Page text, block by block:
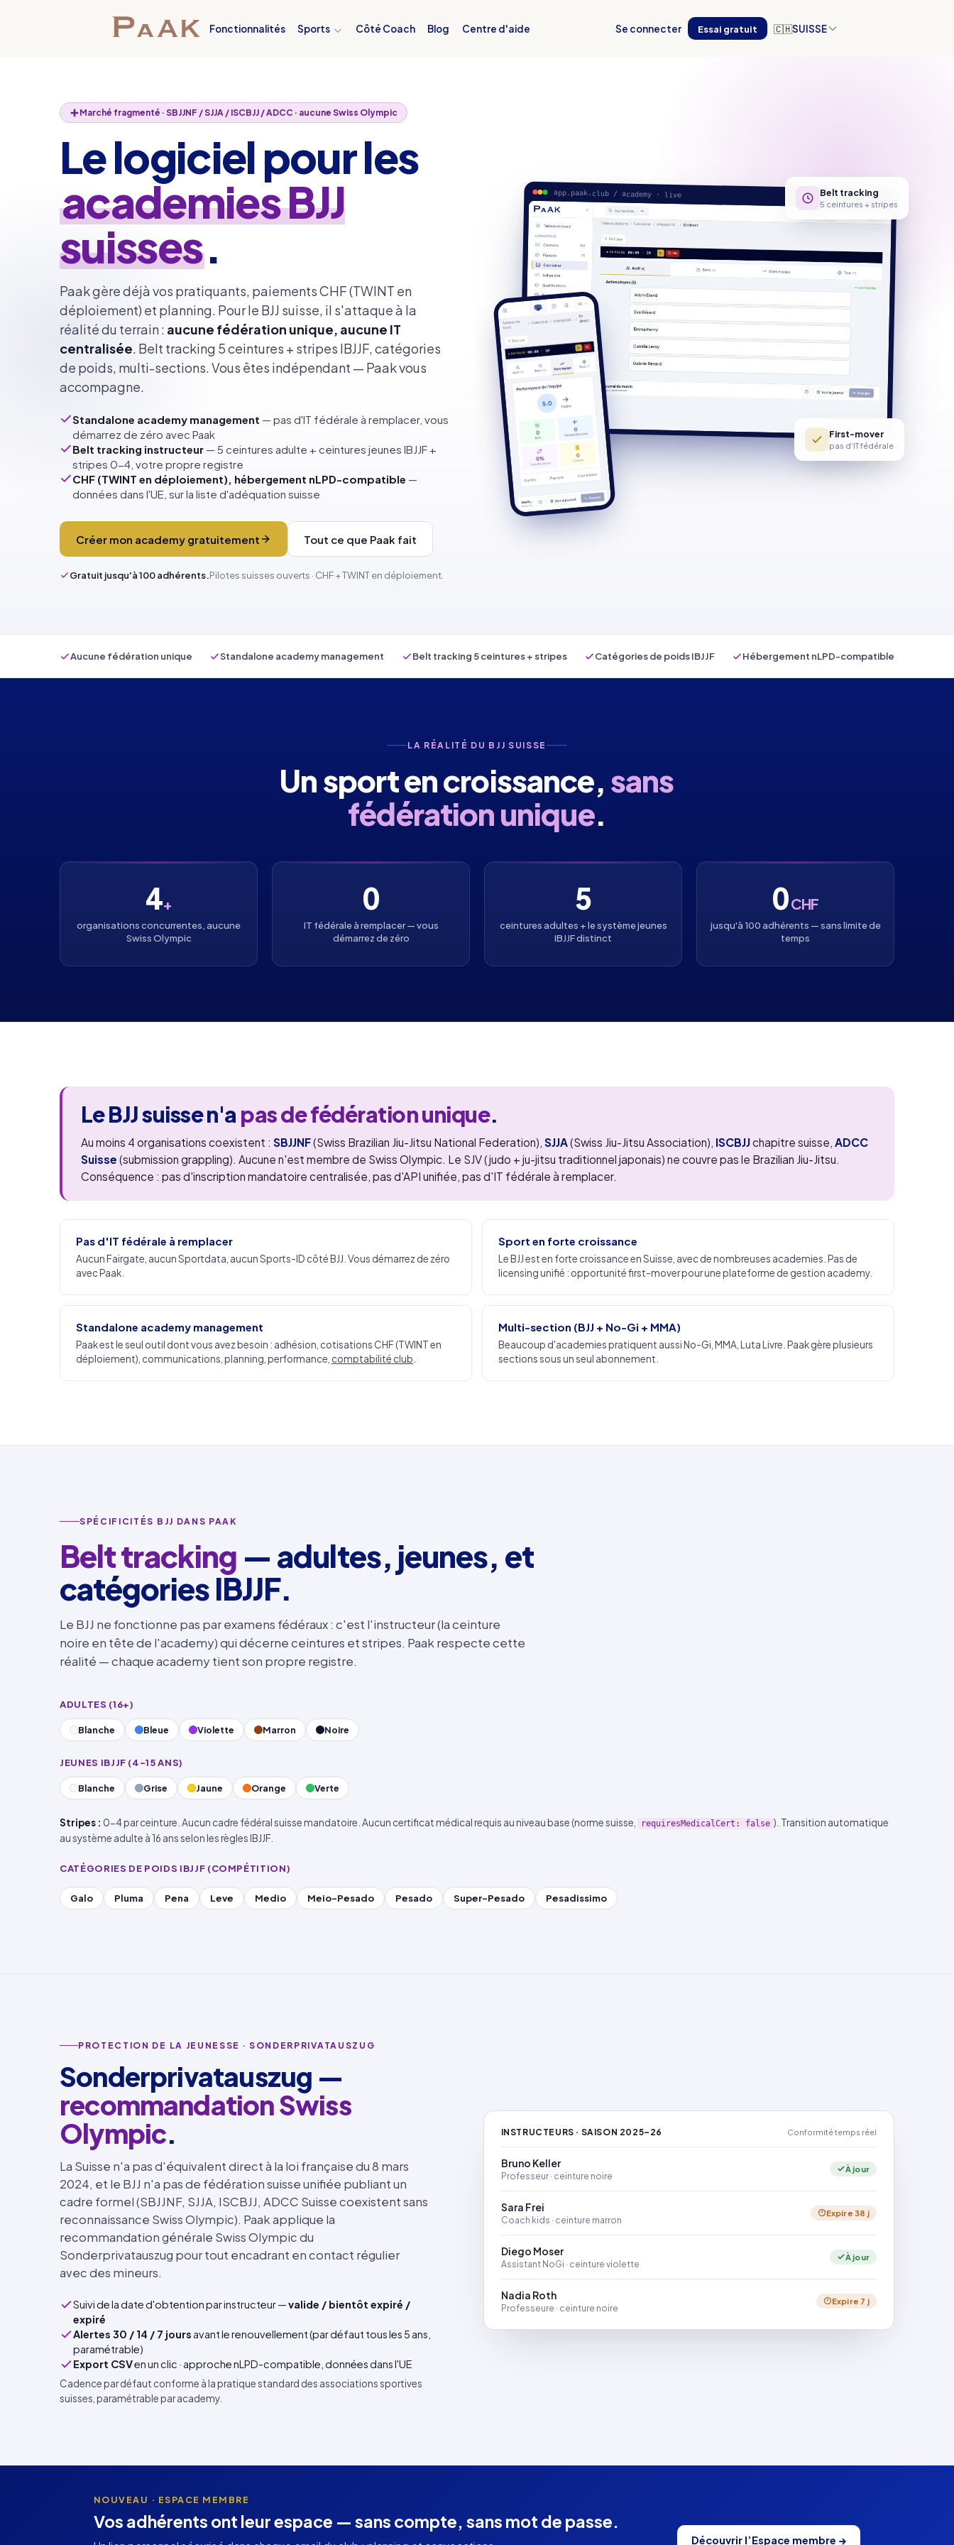
Fonctionnalités Sports Côté Coach Blog Centre d'aide Se connecter Essai gratuit 🇨🇭SUISSE
Marché fragmenté · SBJJNF / SJJA / ISCBJJ / ADCC · aucune Swiss Olympic
Le logiciel pour les
academies BJJ
suisses.
Paak gère déjà vos pratiquants, paiements CHF (TWINT en
déploiement) et planning. Pour le BJJ suisse, il s'attaque à la
réalité du terrain : aucune fédération unique, aucune IT
centralisée. Belt tracking 5 ceintures + stripes IBJJF, catégories
de poids, multi-sections. Vous êtes indépendant — Paak vous
accompagne.
Standalone academy management — pas d'IT fédérale à remplacer, vous
démarrez de zéro avec Paak
Belt tracking instructeur — 5 ceintures adulte + ceintures jeunes IBJJF +
stripes 0-4, votre propre registre
CHF (TWINT en déploiement), hébergement nLPD-compatible —
données dans l'UE, sur la liste d'adéquation suisse
Créer mon academy gratuitement Tout ce que Paak fait
Gratuit jusqu'à 100 adhérents.Pilotes suisses ouverts · CHF + TWINT en déploiement.
app.paak.club / academy · live Belt tracking
5 ceintures + stripes
First-mover
pas d'IT fédérale
Aucune fédération unique Standalone academy management Belt tracking 5 ceintures + stripes Catégories de poids IBJJF Hébergement nLPD-compatible
LA RÉALITÉ DU BJJ SUISSE
Un sport en croissance, sans
fédération unique.
4+
organisations concurrentes, aucune
Swiss Olympic
0
IT fédérale à remplacer — vous
démarrez de zéro
5
ceintures adultes + le système jeunes
IBJJF distinct
0CHF
jusqu'à 100 adhérents — sans limite de
temps
Le BJJ suisse n'a pas de fédération unique.
Au moins 4 organisations coexistent : SBJJNF(Swiss Brazilian Jiu-Jitsu National Federation), SJJA(Swiss Jiu-Jitsu Association), ISCBJJchapitre suisse, ADCC
Suisse (submission grappling). Aucune n'est membre de Swiss Olympic. Le SJV (judo + ju-jitsu traditionnel japonais) ne couvre pas le Brazilian Jiu-Jitsu.
Conséquence : pas d'inscription mandatoire centralisée, pas d'API unifiée, pas d'IT fédérale à remplacer.
Pas d'IT fédérale à remplacer
Aucun Fairgate, aucun Sportdata, aucun Sports-ID côté BJJ. Vous démarrez de zéro
avec Paak.
Sport en forte croissance
Le BJJ est en forte croissance en Suisse, avec de nombreuses academies. Pas de
licensing unifié : opportunité first-mover pour une plateforme de gestion academy.
Standalone academy management
Paak est le seul outil dont vous avez besoin : adhésion, cotisations CHF (TWINT en
déploiement), communications, planning, performance, comptabilité club
Multi-section (BJJ + No-Gi + MMA)
Beaucoup d'academies pratiquent aussi No-Gi, MMA, Luta Livre. Paak gère plusieurs
sections sous un seul abonnement.
SPÉCIFICITÉS BJJ DANS PAAK
Belt tracking — adultes, jeunes, et
catégories IBJJF.
Le BJJ ne fonctionne pas par examens fédéraux : c'est l'instructeur (la ceinture
noire en tête de l'academy) qui décerne ceintures et stripes. Paak respecte cette
réalité — chaque academy tient son propre registre.
ADULTES (16+)
Blanche Bleue Violette Marron Noire
JEUNES IBJJF (4-15 ANS)
Blanche Grise Jaune Orange Verte
Stripes : 0-4 par ceinture. Aucun cadre fédéral suisse mandatoire. Aucun certificat médical requis au niveau base (norme suisse, requiresMedicalCert: false ). Transition automatique
au système adulte à 16 ans selon les règles IBJJF.
CATÉGORIES DE POIDS IBJJF (COMPÉTITION)
Galo Pluma Pena Leve Medio Meio-Pesado Pesado Super-Pesado Pesadissimo
PROTECTION DE LA JEUNESSE · SONDERPRIVATAUSZUG
Sonderprivatauszug —
recommandation Swiss
Olympic.
La Suisse n'a pas d'équivalent direct à la loi française du 8 mars
2024, et le BJJ n'a pas de fédération suisse unifiée publiant un
cadre formel (SBJJNF, SJJA, ISCBJJ, ADCC Suisse coexistent sans
reconnaissance Swiss Olympic). Paak applique la
recommandation générale Swiss Olympic du
Sonderprivatauszug pour tout encadrant en contact régulier
avec des mineurs.
Suivi de la date d'obtention par instructeur —valide / bientôt expiré /
expiré
Alertes 30 / 14 / 7 jours avant le renouvellement (par défaut tous les 5 ans,
paramétrable)
Export CSVen un clic · approche nLPD-compatible, données dans l'UE
Cadence par défaut conforme à la pratique standard des associations sportives
suisses, paramétrable par academy.
INSTRUCTEURS · SAISON 2025–26 Conformité temps réel
Bruno Keller
Professeur · ceinture noire
À jour
Sara Frei
Coach kids · ceinture marron
Expire 38 j
Diego Moser
Assistant NoGi · ceinture violette
À jour
Nadia Roth
Professeure · ceinture noire
Expire 7 j
NOUVEAU · ESPACE MEMBRE
Vos adhérents ont leur espace — sans compte, sans mot de passe.
Découvrir l’Espace membre →